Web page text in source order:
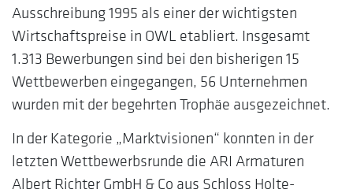
Ausschreibung 1995 als einer der wichtigsten
Wirtschaftspreise in OWL etabliert. Insgesamt
1.313 Bewerbungen sind bei den bisherigen 15
Wettbewerben eingegangen, 56 Unternehmen
wurden mit der begehrten Trophäe ausgezeichnet.
In der Kategorie „Marktvisionen“ konnten in der
letzten Wettbewerbsrunde die ARI Armaturen
Albert Richter GmbH & Co aus Schloss Holte-